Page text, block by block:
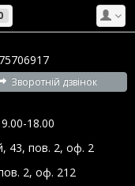
Зворотній дзвінок
18.00
43, пов. 2, оф. 2
2, оф. 212